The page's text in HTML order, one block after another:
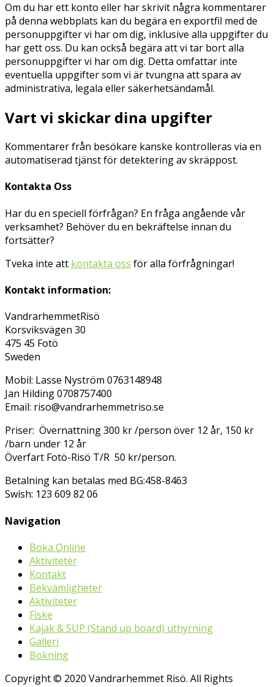
Om du har ett konto eller har skrivit några kommentarer
på denna webbplats kan du begära en exportfil med de
personuppgifter vi har om dig, inklusive alla uppgifter du
har gett oss. Du kan också begära att vi tar bort alla
personuppgifter vi har om dig. Detta omfattar inte
eventuella uppgifter som vi är tvungna att spara av
administrativa, legala eller säkerhetsändamål.
Vart vi skickar dina upgifter
Kommentarer från besökare kanske kontrolleras via en
automatiserad tjänst för detektering av skräppost.
Kontakta Oss
Har du en speciell förfrågan? En fråga angående vår
verksamhet? Behöver du en bekräftelse innan du
fortsätter?
Tveka inte att kontakta oss för alla förfrågningar!
Kontakt information:
VandrarhemmetRisö
Korsviksvägen 30
475 45 Fotö
Sweden
Mobil: Lasse Nyström 0763148948
Jan Hilding 0708757400
Email: riso@vandrarhemmetriso.se
Priser: Övernattning 300 kr /person över 12 år, 150 kr
/barn under 12 år
Överfart Fotö-Risö T/R 50 kr/person.
Betalning kan betalas med BG:458-8463
Swish: 123 609 82 06
Navigation
Boka Online
Aktiviteter
Kontakt
Bekvämligheter
Aktiviteter
Fiske
Kajak & SUP (Stand up board) uthyrning
Galleri
Bokning
Copyright © 2020 Vandrarhemmet Risö. All Rights